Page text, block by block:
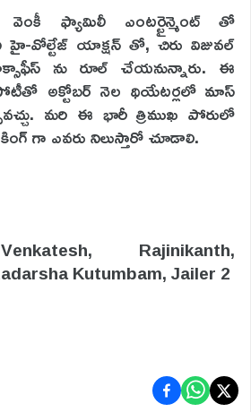
ఫ్యామిలీ ఎంటర్టైన్మెంట్ తో
హై-వోల్టేజ్ యాక్షన్ తో, చిరు విజువల్
ను రూల్ చేయనున్నారు. ఈ
పోటీతో అక్టోబర్ నెల థియేటర్లలో మాస్
మరి ఈ భారీ త్రిముఖ పోరులో
గా ఎవరు నిలుస్తారో చూడాలి.
Rajinikanth,
Kutumbam, Jailer 2